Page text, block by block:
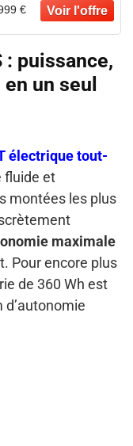
€
: puissance,
un seul
électrique tout-
fluide et
montées les plus
maximale
Pour encore plus
de 360 Wh est
d’autonomie